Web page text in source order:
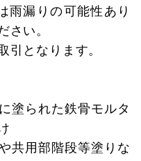
雨漏りの可能性あり
さい。
引となります。
塗られた鉄骨モルタ
共用部階段等塗りな